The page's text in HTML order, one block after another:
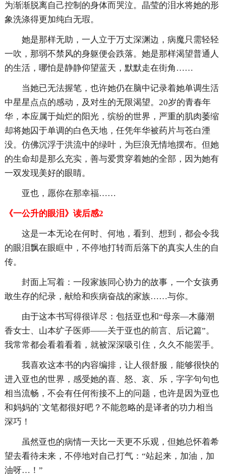
为渐渐脱离自己控制的身体而哭泣。晶莹的泪水将她的形
象洗涤得更加纯白无瑕。
她是那样无助，一人立于万丈深渊边，病魔只需轻轻
一吹，那弱不禁风的身躯便会跌落。她是那样渴望普通人
的生活，哪怕是静静仰望蓝天，默默走在街角……
当她已无法握笔，也许她仍在脑中记录着她单调生活
中星星点点的感动，及对生的无限渴望。20岁的青春年
华，本应属于灿烂的阳光，缤纷的世界，严重的肌肉萎缩
却将她囚于单调的白色天地，任凭年华被药片与苍白湮
没。仿佛沉浮于洪流中的绿叶，为巨浪无情地摆布。但她
的生命却是那么充实，善与爱贯穿着她的全部，因为她有
一双发现美好的眼睛。
亚也，愿你在那幸福……
《一公升的眼泪》读后感2
这是一本无论在何时、何地，看到、想到，都会令我
的眼泪飘在眼眶中，不停地打转而后落下的真实人生的自
传。
封面上写着：一段家族同心协力的故事，一个女孩勇
敢生存的纪录，献给和疾病奋战的家族……与你。
由于这本书写得很详尽：包括亚也和“母亲—木藤潮
香女士、山本纩子医师——关于亚也的前言、后记篇”。
我常常都会看着看着，就被深深吸引住，久久不能罢手。
我喜欢这本书的内容编排，让人很舒服，能够很快的
进入亚也的世界，感受她的喜、怒、哀、乐，字字句句也
相当流畅，不会有任何衔接不上的问题，也许是因为亚也
和妈妈的`文笔都很好吧？不能忽略的是译者的功力相当
深巧！
虽然亚也的病情一天比一天更不乐观，但她总怀着希
望去看待未来，不停地对自己打气：“站起来，加油，加
油呀…！”